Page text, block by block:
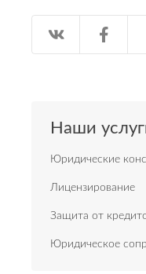
Наши
Юридические
Лицензирование
Защита от
Юридическое